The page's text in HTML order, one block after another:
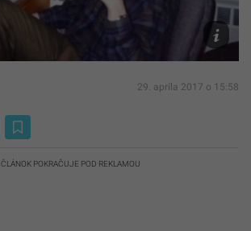
29. apríla 2017 o 15:58
ČLÁNOK POKRAČUJE POD REKLAMOU